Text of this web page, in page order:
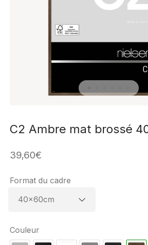
C2 Ambre mat brossé
39,60€
Format du cadre
Couleur